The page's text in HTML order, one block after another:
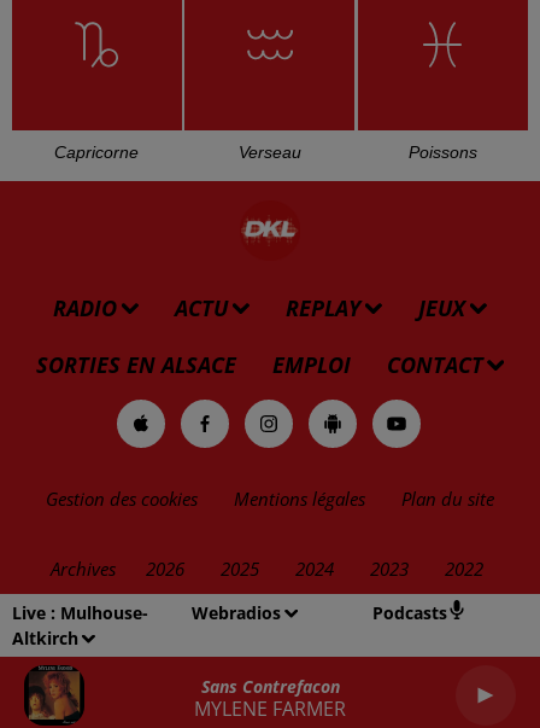
Live : Mulhouse-
Altkirch
Webradios Podcasts
Sans Contrefacon
MYLENE FARMER
Capricorne Verseau Poissons
RADIO ACTU REPLAY
JEUX
SORTIES EN ALSACE
EMPLOI CONTACT
Gestion des cookies Mentions légales Plan du site
Archives 2026 2025 2024 2023 2022